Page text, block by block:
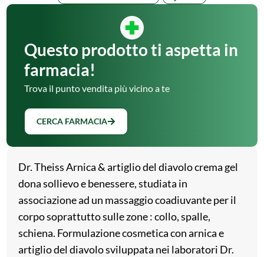
Questo prodotto ti aspetta in
farmacia!
Trova il punto vendita più vicino a te
CERCA FARMACIA
Dr. Theiss Arnica & artiglio del diavolo crema gel
dona sollievo e benessere, studiata in
associazione ad un massaggio coadiuvante per il
corpo soprattutto sulle zone : collo, spalle,
schiena. Formulazione cosmetica con arnica e
artiglio del diavolo sviluppata nei laboratori Dr.